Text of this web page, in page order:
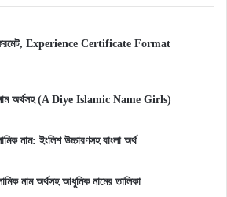
ফরমেট, Experience Certificate Format
নাম অর্থসহ (A Diye Islamic Name Girls)
নাম: ইংলিশ উচ্চারণসহ বাংলা অর্থ
নাম অর্থসহ আধুনিক নামের তালিকা